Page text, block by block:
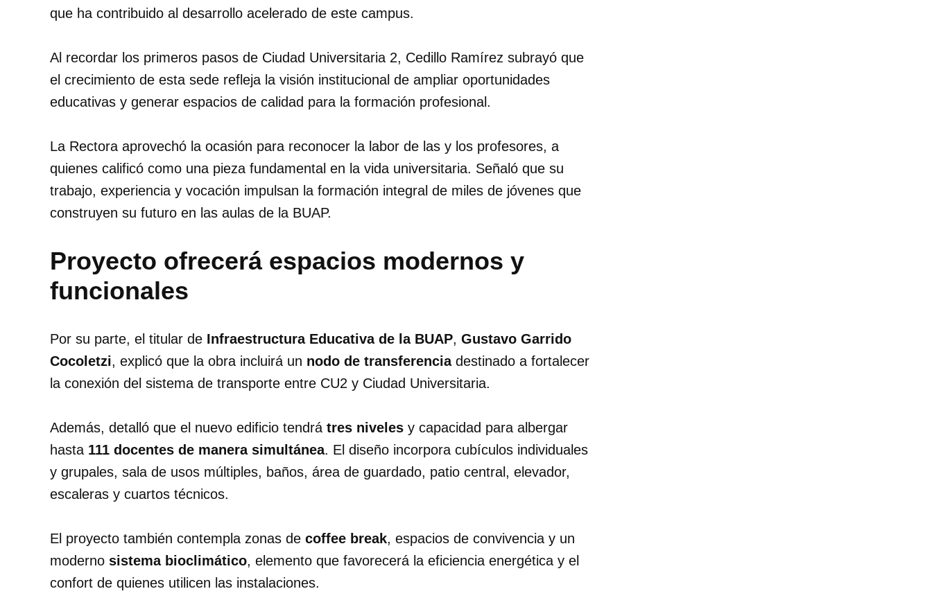
que ha contribuido al desarrollo acelerado de este campus.
Al recordar los primeros pasos de Ciudad Universitaria 2, Cedillo Ramírez subrayó que
el crecimiento de esta sede refleja la visión institucional de ampliar oportunidades
educativas y generar espacios de calidad para la formación profesional.
La Rectora aprovechó la ocasión para reconocer la labor de las y los profesores, a
quienes calificó como una pieza fundamental en la vida universitaria. Señaló que su
trabajo, experiencia y vocación impulsan la formación integral de miles de jóvenes que
construyen su futuro en las aulas de la BUAP.
Proyecto ofrecerá espacios modernos y
funcionales
Por su parte, el titular de Infraestructura Educativa de la BUAP, Gustavo Garrido
Cocoletzi, explicó que la obra incluirá un nodo de transferenciadestinado a fortalecer
la conexión del sistema de transporte entre CU2 y Ciudad Universitaria.
Además, detalló que el nuevo edificio tendrá tres niveles y capacidad para albergar
hasta 111 docentes de manera simultánea. El diseño incorpora cubículos individuales
y grupales, sala de usos múltiples, baños, área de guardado, patio central, elevador,
escaleras y cuartos técnicos.
El proyecto también contempla zonas de coffee break, espacios de convivencia y un
moderno sistema bioclimático, elemento que favorecerá la eficiencia energética y el
confort de quienes utilicen las instalaciones.